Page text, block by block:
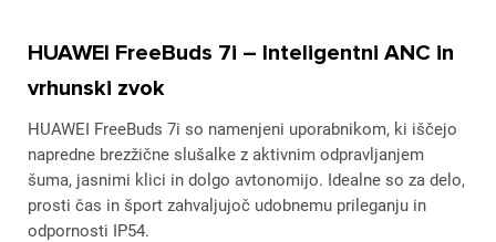
HUAWEI FreeBuds 7i – Inteligentni ANC in
vrhunski zvok
HUAWEI FreeBuds 7i so namenjeni uporabnikom, ki iščejo
napredne brezžične slušalke z aktivnim odpravljanjem
šuma, jasnimi klici in dolgo avtonomijo. Idealne so za delo,
prosti čas in šport zahvaljujoč udobnemu prileganju in
odpornosti IP54.